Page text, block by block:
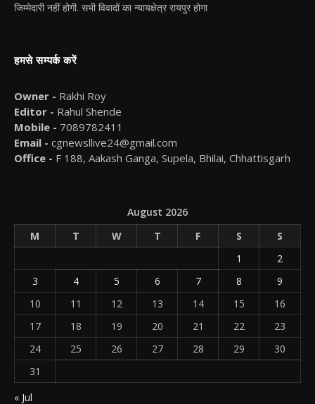
जिम्मेदारी नहीं होगी. सभी विवादों का न्यायक्षेत्र रायपुर होगा
हमसे सम्पर्क करें
Owner - Rakhi Roy
Editor - Rahul Shende
Mobile - 7089782411
Email - cgnewsllive24@gmail.com
Office - F 188, Aakash Ganga, Supela, Bhilai, Chhattisgarh
August 2026
M
T W T F S
S
1
2
3
4 5 6 7 8
9
10
11 12 13 14 15
16
17
18 19 20 21 22
23
24
25 26 27 28 29
30
31
« Jul